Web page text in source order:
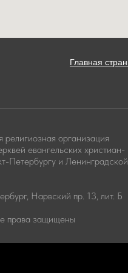
Главная
религиозная организация
евангельских христиан-
Петербургу и Ленинградской
Нарвский пр. 13, лит. Б
права защищены